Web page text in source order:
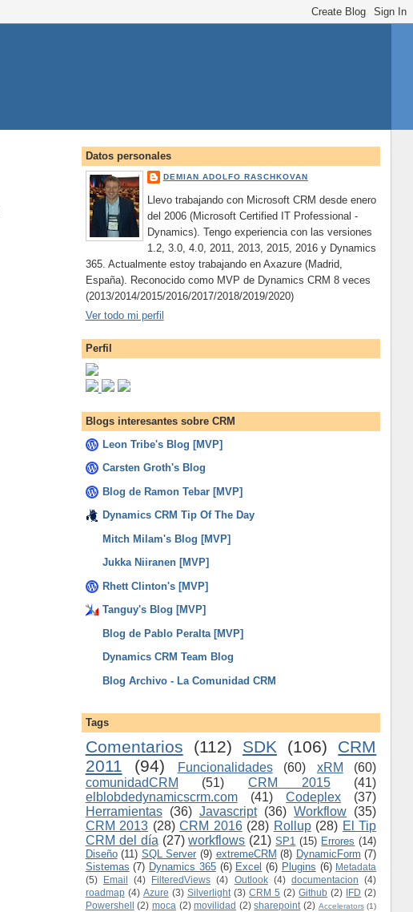
Datos personales
DEMIAN ADOLFO RASCHKOVAN
Llevo trabajando con Microsoft CRM desde enero
del 2006 (Microsoft Certified IT Professional -
Dynamics). Tengo experiencia con las versiones
1.2, 3.0, 4.0, 2011, 2013, 2015, 2016 y Dynamics
365. Actualmente estoy trabajando en Axazure (Madrid,
España). Reconocido como MVP de Dynamics CRM 8 veces
(2013/2014/2015/2016/2017/2018/2019/2020)
Ver todo mi perfil
Perfil
Blogs interesantes sobre CRM
Leon Tribe's Blog [MVP]
Carsten Groth's Blog
Blog de Ramon Tebar [MVP]
Dynamics CRM Tip Of The Day
Mitch Milam's Blog [MVP]
Jukka Niiranen [MVP]
Rhett Clinton's [MVP]
Tanguy's Blog [MVP]
Blog de Pablo Peralta [MVP]
Dynamics CRM Team Blog
Blog Archivo - La Comunidad CRM
Tags
Comentarios (112) SDK (106)
CRM
2011
(94) Funcionalidades (60) xRM
(60)
comunidadCRM
(51) CRM 2015
(41)
elblobdedynamicscrm.com
(41) Codeplex
(37)
Herramientas
(36) Javascript (36) Workflow (35)
CRM 2013 (28) CRM 2016 (28) Rollup (28) El Tip
CRM del día (27) workflows (21) SP1 (15) Errores (14)
Diseño (11) SQL Server (9) extremeCRM (8) DynamicForm (7)
Sistemas (7) Dynamics 365 (6) Excel (6) Plugins (6) Metadata
(5)
Email (4) FilteredViews (4) Outlook (4) documentacion
(4)
roadmap (4) Azure (3) Silverlight (3) CRM 5 (2) Github (2) IFD (2)
Powershell
(2) moca (2) movilidad (2) sharepoint (2) Accelerators (1)